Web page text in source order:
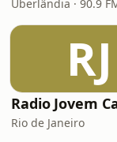
Uberlândia · 90.9
RJ
Radio Jovem
Rio de Janeiro